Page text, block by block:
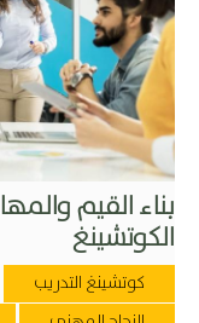
بناء القيم
الكوتشينغ
كوتشينغ التدريب